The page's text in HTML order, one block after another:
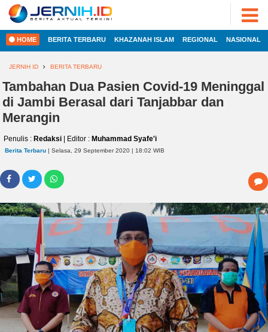
HOME
REGIONAL
INTERNASIONAL
EKOBIS
POLITIK
HUKUM
KRIMINAL
ADVERTORIAL
FOTO
VIDEO
PESONA
JAMBI
PESONA
INDONESIA
DUNIA
HEALTH
PROPERTY
LIFESTYLE
ENTREPRENEURSHIP
2022
JERNIH.ID
•
Developed
HOME BERITA TERBARU KHAZANAH ISLAM REGIONAL NASIONAL
JERNIH ID BERITA TERBARU
Tambahan Dua Pasien Covid-19 Meninggal
di Jambi Berasal dari Tanjabbar dan
Merangin
Penulis : Redaksi | Editor : Muhammad Syafe'i
Berita Terbaru | Selasa, 29 September 2020 | 18:02 WIB